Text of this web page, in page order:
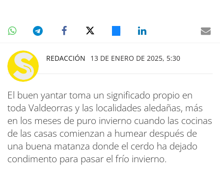
REDACCIÓN 13 DE ENERO DE 2025, 5:30
El buen yantar toma un significado propio en
toda Valdeorras y las localidades aledañas, más
en los meses de puro invierno cuando las cocinas
de las casas comienzan a humear después de
una buena matanza donde el cerdo ha dejado
condimento para pasar el frío invierno.